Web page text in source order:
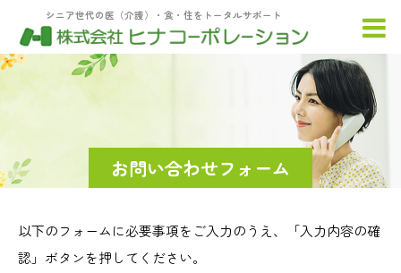
シニア世代の医（介護）・食・住をトータルサポート
お問い合わせフォーム
以下のフォームに必要事項をご入力のうえ、「入力内容の確
認」ボタンを押してください。